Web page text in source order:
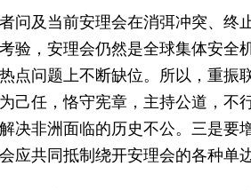
问及当前安理会在消弭冲突、终
验，安理会仍然是全球集体安全
点问题上不断缺位。所以，重振
己任，恪守宪章，主持公道，不
决非洲面临的历史不公。三是要
应共同抵制绕开安理会的各种单